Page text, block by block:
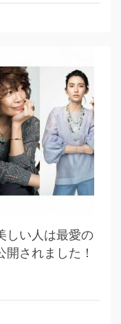
しい人は最愛の
されました！